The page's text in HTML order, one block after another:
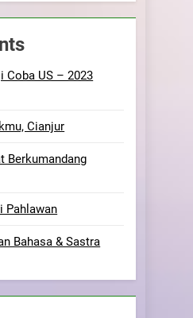
Coba US – 2023
Cianjur
Berkumandang
Pahlawan
Bahasa & Sastra